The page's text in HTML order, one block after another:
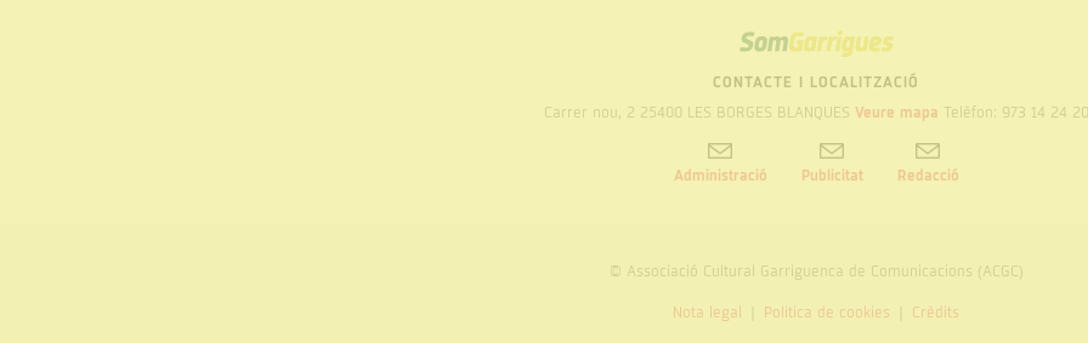
SOM
GARRIGUES
CONTACTE I LOCALITZACIÓ
Carrer nou, 2 25400 LES BORGES BLANQUES Veure mapa Telèfon: 973 14 24 20
Administració Publicitat Redacció
© Associació Cultural Garriguenca de Comunicacions (ACGC)
Nota legal Politica de cookies Crèdits